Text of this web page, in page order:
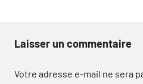
Laisser un commentaire
Votre adresse e-mail ne sera